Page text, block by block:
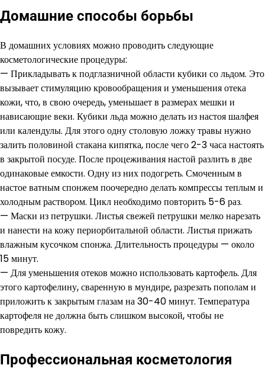
Домашние способы борьбы
В домашних условиях можно проводить следующие
косметологические процедуры:
— Прикладывать к подглазничной области кубики со льдом. Это
вызывает стимуляцию кровообращения и уменьшения отека
кожи, что, в свою очередь, уменьшает в размерах мешки и
нависающие веки. Кубики льда можно делать из настоя шалфея
или календулы. Для этого одну столовую ложку травы нужно
залить половиной стакана кипятка, после чего 2-3 часа настоять
в закрытой посуде. После процеживания настой разлить в две
одинаковые емкости. Одну из них подогреть. Смоченным в
настое ватным спонжем поочередно делать компрессы теплым и
холодным раствором. Цикл необходимо повторить 5-6 раз.
— Маски из петрушки. Листья свежей петрушки мелко нарезать
и нанести на кожу периорбитальной области. Листья прижать
влажным кусочком спонжа. Длительность процедуры — около
15 минут.
— Для уменьшения отеков можно использовать картофель. Для
этого картофелину, сваренную в мундире, разрезать пополам и
приложить к закрытым глазам на 30-40 минут. Температура
картофеля не должна быть слишком высокой, чтобы не
повредить кожу.
Профессиональная косметология